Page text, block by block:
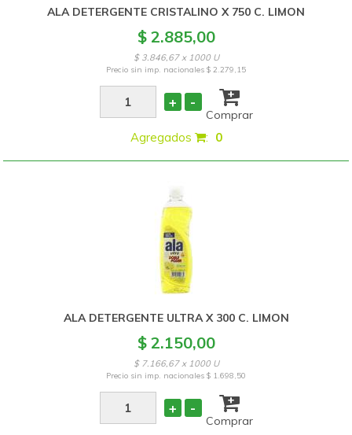
ALA DETERGENTE CRISTALINO X 750 C. LIMON
$ 2.885,00
$ 3.846,67 x 1000 U
Precio sin imp. nacionales$ 2.279,15
+ -
Comprar
Agregados : 0
ALA DETERGENTE ULTRA X 300 C. LIMON
$ 2.150,00
$ 7.166,67 x 1000 U
Precio sin imp. nacionales$ 1.698,50
+ -
Comprar